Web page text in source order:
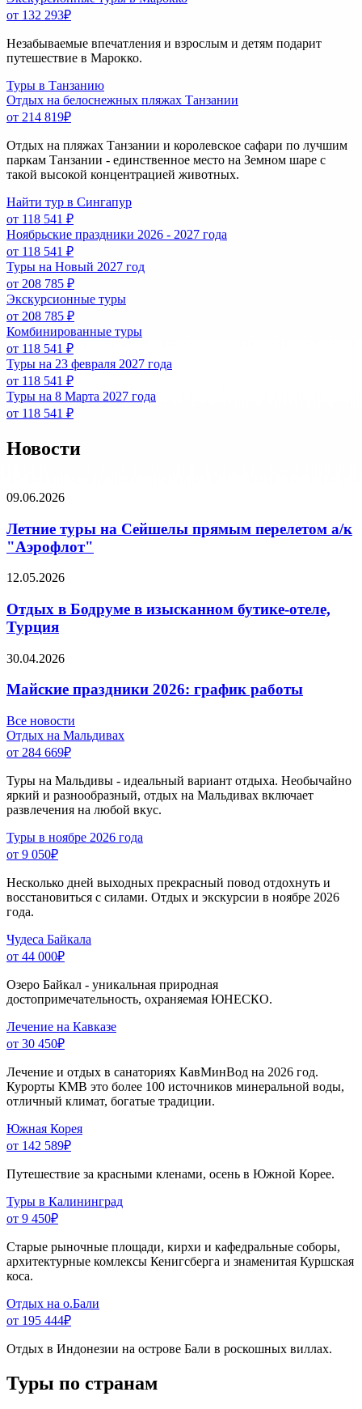
от 132 293₽
Незабываемые впечатления и взрослым и детям подарит
путешествие в Марокко.
Туры в Танзанию
Отдых на белоснежных пляжах Танзании
от 214 819₽
Отдых на пляжах Танзании и королевское сафари по лучшим
паркам Танзании - единственное место на Земном шаре с
такой высокой концентрацией животных.
Найти тур в Сингапур
от 118 541 ₽
Ноябрьские праздники 2026 - 2027 года
от 118 541 ₽
Туры на Новый 2027 год
от 208 785 ₽
Экскурсионные туры
от 208 785 ₽
Комбинированные туры
от 118 541 ₽
Туры на 23 февраля 2027 года
от 118 541 ₽
Туры на 8 Марта 2027 года
от 118 541 ₽
Новости
09.06.2026
Летние туры на Сейшелы прямым перелетом а/к
"Аэрофлот"
12.05.2026
Отдых в Бодруме в изысканном бутике-отеле,
Турция
30.04.2026
Майские праздники 2026: график работы
Все новости
Отдых на Мальдивах
от 284 669₽
Туры на Мальдивы - идеальный вариант отдыха. Необычайно
яркий и разнообразный, отдых на Мальдивах включает
развлечения на любой вкус.
Туры в ноябре 2026 года
от 9 050₽
Несколько дней выходных прекрасный повод отдохнуть и
восстановиться с силами. Отдых и экскурсии в ноябре 2026
года.
Чудеса Байкала
от 44 000₽
Озеро Байкал - уникальная природная
достопримечательность, охраняемая ЮНЕСКО.
Лечение на Кавказе
от 30 450₽
Лечение и отдых в санаториях КавМинВод на 2026 год.
Курорты КМВ это более 100 источников минеральной воды,
отличный климат, богатые традиции.
Южная Корея
от 142 589₽
Путешествие за красными кленами, осень в Южной Корее.
Туры в Калининград
от 9 450₽
Старые рыночные площади, кирхи и кафедральные соборы,
архитектурные комлексы Кенигсберга и знаменитая Куршская
коса.
Отдых на о.Бали
от 195 444₽
Отдых в Индонезии на острове Бали в роскошных виллах.
Туры по странам